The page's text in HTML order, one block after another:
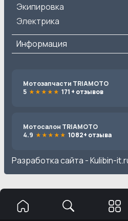
Экипировка
Электрика
Информация
Мотозапчасти TRIAMOTO
5
171 + отзывов
Мотосалон TRIAMOTO
4.9
1082+ отзыва
Разработка сайта -Kulibin-